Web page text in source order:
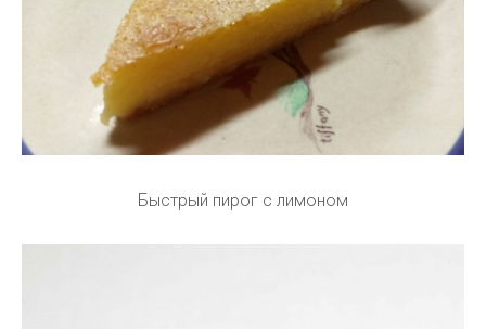
Быстрый пирог с лимоном